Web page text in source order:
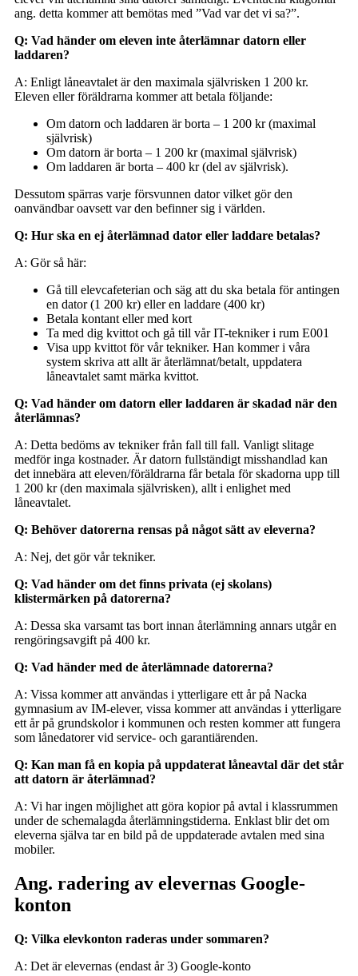
ang. detta kommer att bemötas med ”Vad var det vi sa?”.
Q: Vad händer om eleven inte återlämnar datorn eller
laddaren?
A: Enligt låneavtalet är den maximala självrisken 1 200 kr.
Eleven eller föräldrarna kommer att betala följande:
Om datorn och laddaren är borta – 1 200 kr (maximal
självrisk)
Om datorn är borta – 1 200 kr (maximal självrisk)
Om laddaren är borta – 400 kr (del av självrisk).
Dessutom spärras varje försvunnen dator vilket gör den
oanvändbar oavsett var den befinner sig i världen.
Q: Hur ska en ej återlämnad dator eller laddare betalas?
A: Gör så här:
Gå till elevcafeterian och säg att du ska betala för antingen
en dator (1 200 kr) eller en laddare (400 kr)
Betala kontant eller med kort
Ta med dig kvittot och gå till vår IT-tekniker i rum E001
Visa upp kvittot för vår tekniker. Han kommer i våra
system skriva att allt är återlämnat/betalt, uppdatera
låneavtalet samt märka kvittot.
Q: Vad händer om datorn eller laddaren är skadad när den
återlämnas?
A: Detta bedöms av tekniker från fall till fall. Vanligt slitage
medför inga kostnader. Är datorn fullständigt misshandlad kan
det innebära att eleven/föräldrarna får betala för skadorna upp till
1 200 kr (den maximala självrisken), allt i enlighet med
låneavtalet.
Q: Behöver datorerna rensas på något sätt av eleverna?
A: Nej, det gör vår tekniker.
Q: Vad händer om det finns privata (ej skolans)
klistermärken på datorerna?
A: Dessa ska varsamt tas bort innan återlämning annars utgår en
rengöringsavgift på 400 kr.
Q: Vad händer med de återlämnade datorerna?
A: Vissa kommer att användas i ytterligare ett år på Nacka
gymnasium av IM-elever, vissa kommer att användas i ytterligare
ett år på grundskolor i kommunen och resten kommer att fungera
som lånedatorer vid service- och garantiärenden.
Q: Kan man få en kopia på uppdaterat låneavtal där det står
att datorn är återlämnad?
A: Vi har ingen möjlighet att göra kopior på avtal i klassrummen
under de schemalagda återlämningstiderna. Enklast blir det om
eleverna själva tar en bild på de uppdaterade avtalen med sina
mobiler.
Ang. radering av elevernas Google-
konton
Q: Vilka elevkonton raderas under sommaren?
A: Det är elevernas (endast år 3) Google-konto